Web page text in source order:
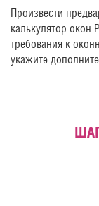
Произвести
калькулятор окон
требования к
укажите